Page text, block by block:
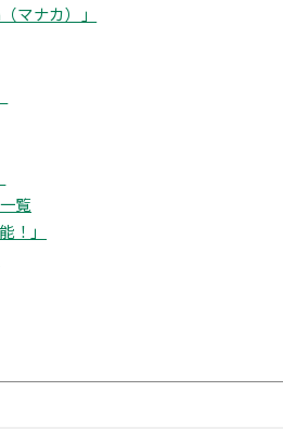
マナカ）」
覧
！」